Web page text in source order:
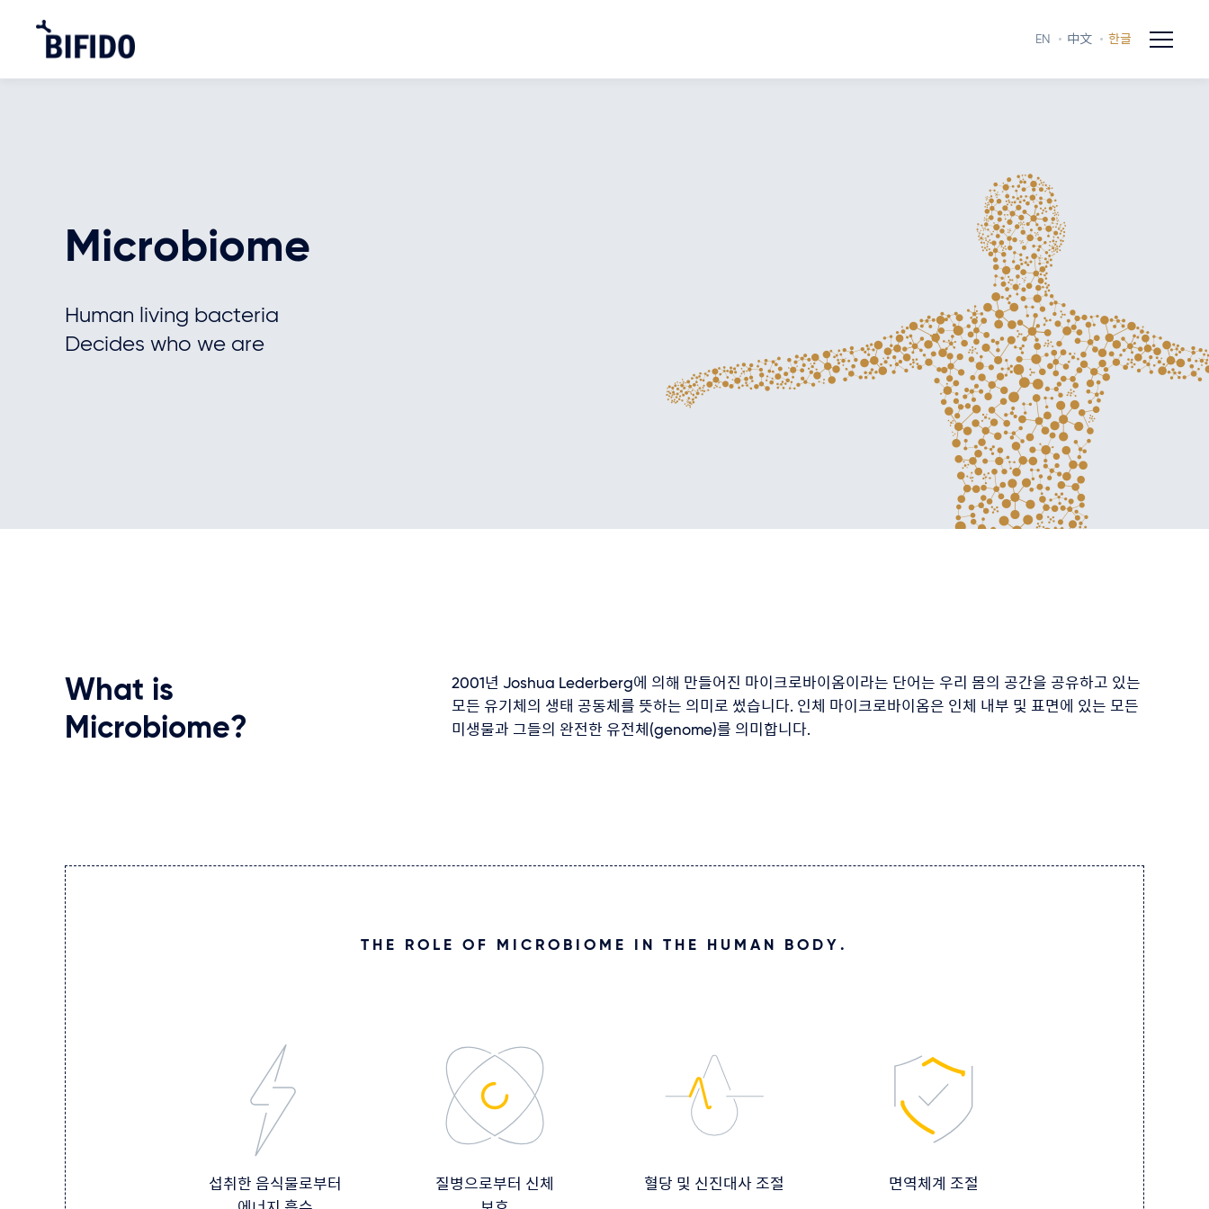
EN 中文 한글
Microbiome
Human living bacteria
Decides who we are
What is
Microbiome?
2001년 Joshua Lederberg에 의해 만들어진 마이크로바이옴이라는 단어는 우리 몸의 공간을 공유하고 있는
모든 유기체의 생태 공동체를 뜻하는 의미로 썼습니다. 인체 마이크로바이옴은 인체 내부 및 표면에 있는 모든
미생물과 그들의 완전한 유전체(genome)를 의미합니다.
THE ROLE OF MICROBIOME IN THE HUMAN BODY.
섭취한 음식물로부터
질병으로부터 신체
혈당 및 신진대사 조절 면역체계 조절